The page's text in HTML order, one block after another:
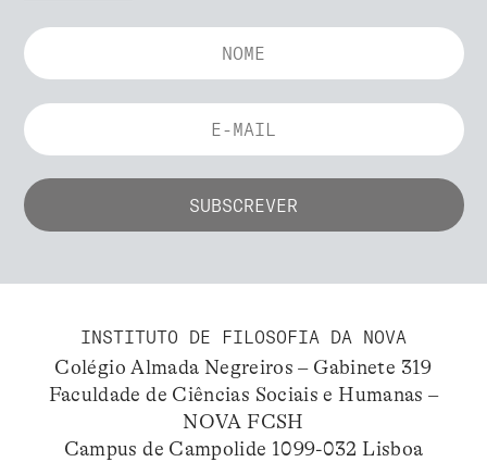
INSTITUTO DE FILOSOFIA DA NOVA
Colégio Almada Negreiros – Gabinete 319
Faculdade de Ciências Sociais e Humanas –
NOVA FCSH
Campus de Campolide 1099-032 Lisboa